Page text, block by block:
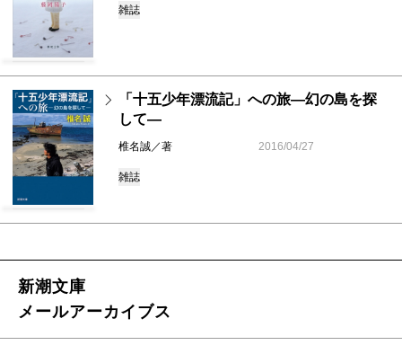
雑誌
「十五少年漂流記」への旅―幻の島を探
して―
椎名誠／著 2016/04/27
雑誌
新潮文庫
メールアーカイブス